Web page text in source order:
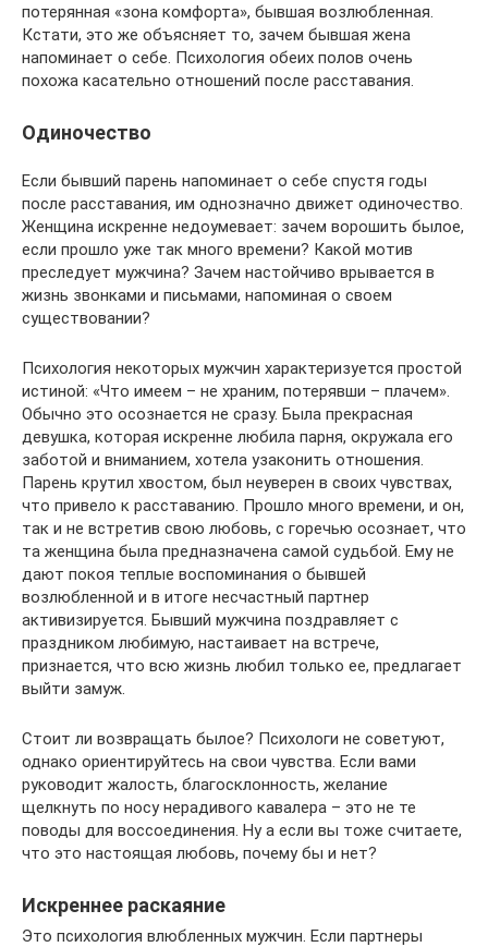
потерянная «зона комфорта», бывшая возлюбленная.
Кстати, это же объясняет то, зачем бывшая жена
напоминает о себе. Психология обеих полов очень
похожа касательно отношений после расставания.
Одиночество
Если бывший парень напоминает о себе спустя годы
после расставания, им однозначно движет одиночество.
Женщина искренне недоумевает: зачем ворошить былое,
если прошло уже так много времени? Какой мотив
преследует мужчина? Зачем настойчиво врывается в
жизнь звонками и письмами, напоминая о своем
существовании?
Психология некоторых мужчин характеризуется простой
истиной: «Что имеем – не храним, потерявши – плачем».
Обычно это осознается не сразу. Была прекрасная
девушка, которая искренне любила парня, окружала его
заботой и вниманием, хотела узаконить отношения.
Парень крутил хвостом, был неуверен в своих чувствах,
что привело к расставанию. Прошло много времени, и он,
так и не встретив свою любовь, с горечью осознает, что
та женщина была предназначена самой судьбой. Ему не
дают покоя теплые воспоминания о бывшей
возлюбленной и в итоге несчастный партнер
активизируется. Бывший мужчина поздравляет с
праздником любимую, настаивает на встрече,
признается, что всю жизнь любил только ее, предлагает
выйти замуж.
Стоит ли возвращать былое? Психологи не советуют,
однако ориентируйтесь на свои чувства. Если вами
руководит жалость, благосклонность, желание
щелкнуть по носу нерадивого кавалера – это не те
поводы для воссоединения. Ну а если вы тоже считаете,
что это настоящая любовь, почему бы и нет?
Искреннее раскаяние
Это психология влюбленных мужчин. Если партнеры